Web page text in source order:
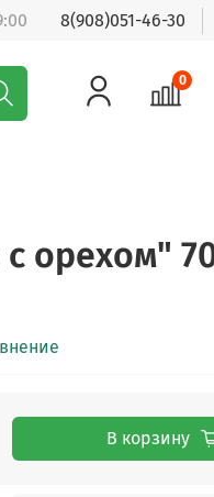
8(908)051-46-30
0
орехом"
В корзину